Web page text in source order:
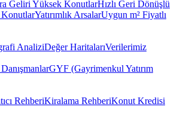
Geliri Yüksek KonutlarHızlı Geri Dönüşlü
KonutlarYatırımlık ArsalarUygun m² Fiyatlı
AnaliziDeğer HaritalarıVerilerimiz
GYF (Gayrimenkul Yatırım
RehberiKiralama RehberiKonut Kredisi